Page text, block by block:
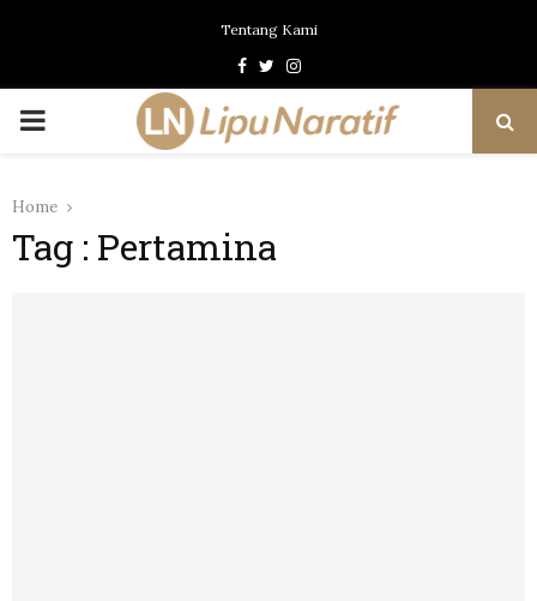
Tentang Kami
Facebook
TwitterInstagram
PRIMARY
Home
Tag : Pertamina